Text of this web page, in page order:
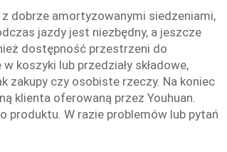
dobrze amortyzowanymi siedzeniami,
jazdy jest niezbędny, a jeszcze
dostępność przestrzeni do
koszyki lub przedziały składowe,
zakupy czy osobiste rzeczy. Na koniec
klienta oferowaną przez Youhuan.
produktu. W razie problemów lub pytań